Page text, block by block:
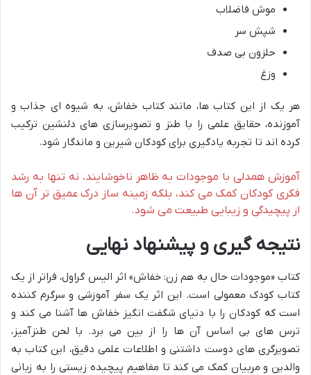
موش فاضلاب
شپش سر
حلزون بی صدف
وزغ
هر یک از این کتاب ها، مانند کتاب خفاش، به شیوه ای جذاب و
آموزنده، حقایق علمی را با طنز و تصویرسازی های دلنشین ترکیب
کرده اند تا تجربه یادگیری برای کودکان شیرین و ماندگار شود.
آموزش همدلی با موجودات به ظاهر ناخوشایند، نه تنها به رشد
فکری کودکان کمک می کند، بلکه زمینه ساز درک عمیق تر آن ها
از پیچیدگی و زیبایی طبیعت می شود.
نتیجه گیری و پیشنهاد نهایی
کتاب «موجودات حال به هم زن: خفاش» اثر الیس گراول، فراتر از یک
کتاب کودک معمولی است. این اثر یک سفر آموزشی و سرگرم کننده
است که کودکان را با دنیای شگفت انگیز خفاش ها آشنا می کند و
ترس های بی اساس آن ها را از بین می برد. با لحن طنزآمیز،
تصویرگری های دوست داشتنی و اطلاعات علمی دقیق، این کتاب به
والدین و مربیان کمک می کند تا مفاهیم پیچیده زیستی را به زبانی